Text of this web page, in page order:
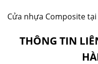
Cửa nhựa Composite
THÔNG TIN